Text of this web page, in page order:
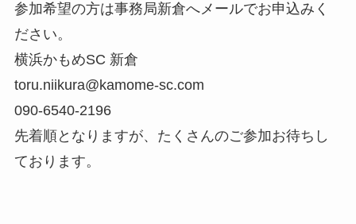
参加希望の方は事務局新倉へメールでお申込みく
ださい。
横浜かもめSC 新倉
toru.niikura@kamome-sc.com
090-6540-2196
先着順となりますが、たくさんのご参加お待ちし
ております。